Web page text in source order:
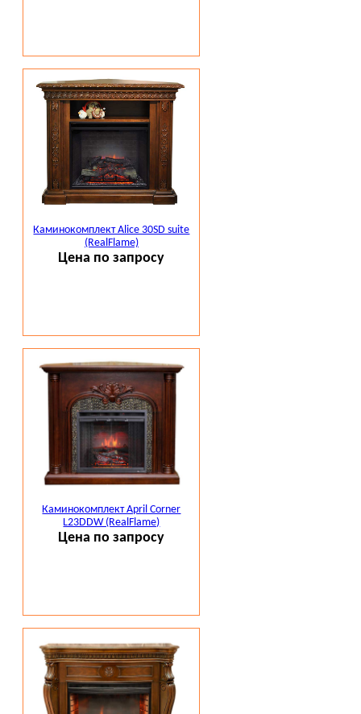
Каминокомплект Alice 30SD suite
(RealFlame)
Цена по запросу
Каминокомплект April Corner
L23DDW (RealFlame)
Цена по запросу